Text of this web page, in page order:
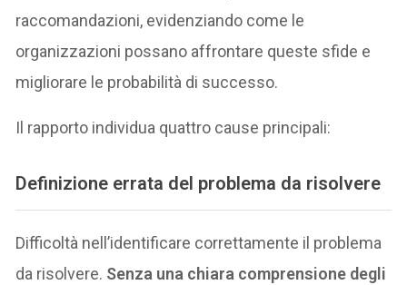
raccomandazioni, evidenziando come le
organizzazioni possano affrontare queste sfide e
migliorare le probabilità di successo.
Il rapporto individua quattro cause principali:
Definizione errata del problema da risolvere
Difficoltà nell’identificare correttamente il problema
da risolvere. Senza una chiara comprensione degli